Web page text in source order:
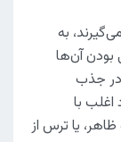
به
بودن آن‌ها
در جذب
با
یا ترس از